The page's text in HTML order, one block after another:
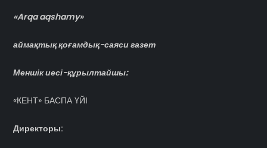
«Arqa aqshamy»
аймақтық қоғамдық-саяси газет
Меншік иесі-құрылтайшы:
«КЕНТ» БАСПА ҮЙІ
Директоры: